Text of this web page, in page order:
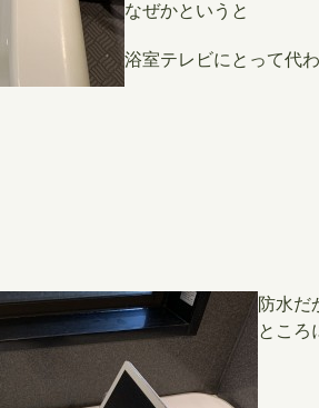
なぜかというと
浴室テレビにとって代
防水だ
ところ